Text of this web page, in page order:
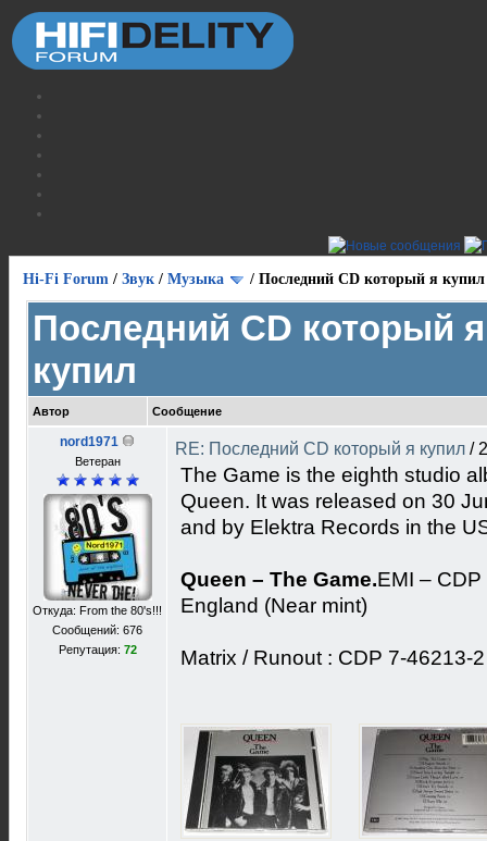
Hi-Fi Forum / Звук / Музыка / Последний CD который я купил
Последний CD который я
купил
Автор Сообщение
nord1971
Ветеран
Откуда: From the 80's!!!
Сообщений: 676
Репутация: 72
RE: Последний CD который я купил /
The Game is the eighth studio
Queen. It was released on 30
and by Elektra Records in the
Queen – The Game.EMI –
England (Near mint)
Matrix / Runout : CDP 7-46213-